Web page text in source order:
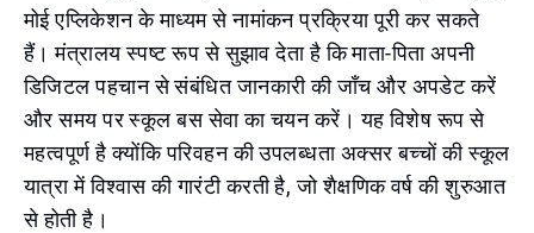
मोई एप्लिकेशन के माध्यम से नामांकन प्रक्रिया पूरी कर सकते
हैं। मंत्रालय स्पष्ट रूप से सुझाव देता है कि माता-पिता अपनी
डिजिटल पहचान से संबंधित जानकारी की जाँच और अपडेट करें
और समय पर स्कूल बस सेवा का चयन करें। यह विशेष रूप से
महत्वपूर्ण है क्योंकि परिवहन की उपलब्धता अक्सर बच्चों की स्कूल
यात्रा में विश्वास की गारंटी करती है, जो शैक्षणिक वर्ष की शुरुआत
से होती है।